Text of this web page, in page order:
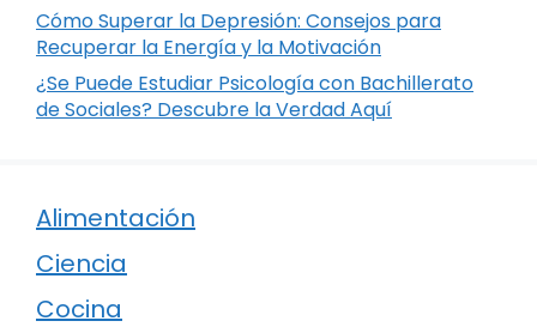
Cómo Superar la Depresión: Consejos para
Recuperar la Energía y la Motivación
¿Se Puede Estudiar Psicología con Bachillerato
de Sociales? Descubre la Verdad Aquí
Alimentación
Ciencia
Cocina